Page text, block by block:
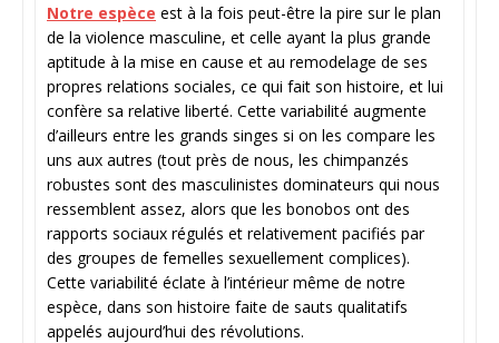
Notre espèce est à la fois peut-être la pire sur le plan
de la violence masculine, et celle ayant la plus grande
aptitude à la mise en cause et au remodelage de ses
propres relations sociales, ce qui fait son histoire, et lui
confère sa relative liberté. Cette variabilité augmente
d’ailleurs entre les grands singes si on les compare les
uns aux autres (tout près de nous, les chimpanzés
robustes sont des masculinistes dominateurs qui nous
ressemblent assez, alors que les bonobos ont des
rapports sociaux régulés et relativement pacifiés par
des groupes de femelles sexuellement complices).
Cette variabilité éclate à l’intérieur même de notre
espèce, dans son histoire faite de sauts qualitatifs
appelés aujourd’hui des révolutions.